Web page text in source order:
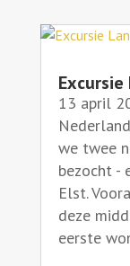
13 april
we twee
bezocht -
Elst.
deze
eerste